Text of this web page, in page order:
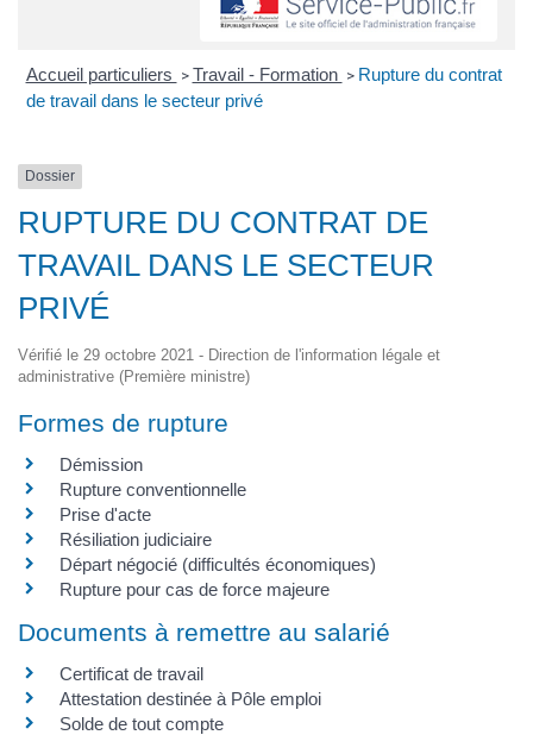
Accueil particuliers > Travail - Formation > Rupture du contrat
de travail dans le secteur privé
Dossier
RUPTURE DU CONTRAT DE
TRAVAIL DANS LE SECTEUR
PRIVÉ
Vérifié le 29 octobre 2021 - Direction de l'information légale et
administrative (Première ministre)
Formes de rupture
Démission
Rupture conventionnelle
Prise d'acte
Résiliation judiciaire
Départ négocié (difficultés économiques)
Rupture pour cas de force majeure
Documents à remettre au salarié
Certificat de travail
Attestation destinée à Pôle emploi
Solde de tout compte